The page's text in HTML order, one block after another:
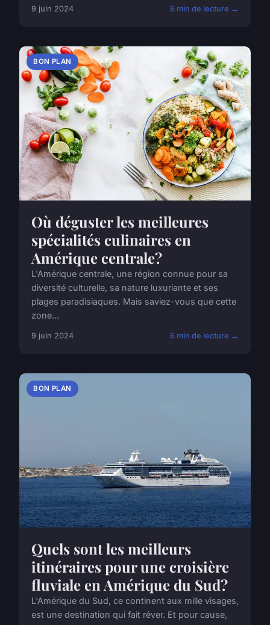
9 juin 2024 6 min de lecture →
BON PLAN
Où déguster les meilleures
spécialités culinaires en
Amérique centrale?
L'Amérique centrale, une région connue pour sa
diversité culturelle, sa nature luxuriante et ses
plages paradisiaques. Mais saviez-vous que cette
zone...
9 juin 2024 6 min de lecture →
BON PLAN
Quels sont les meilleurs
itinéraires pour une croisière
fluviale en Amérique du Sud?
L'Amérique du Sud, ce continent aux mille visages,
est une destination qui fait rêver. Et pour cause,